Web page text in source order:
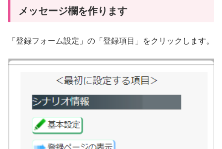
メッセージ欄を作ります
「登録フォーム設定」の「登録項目」をクリックします。